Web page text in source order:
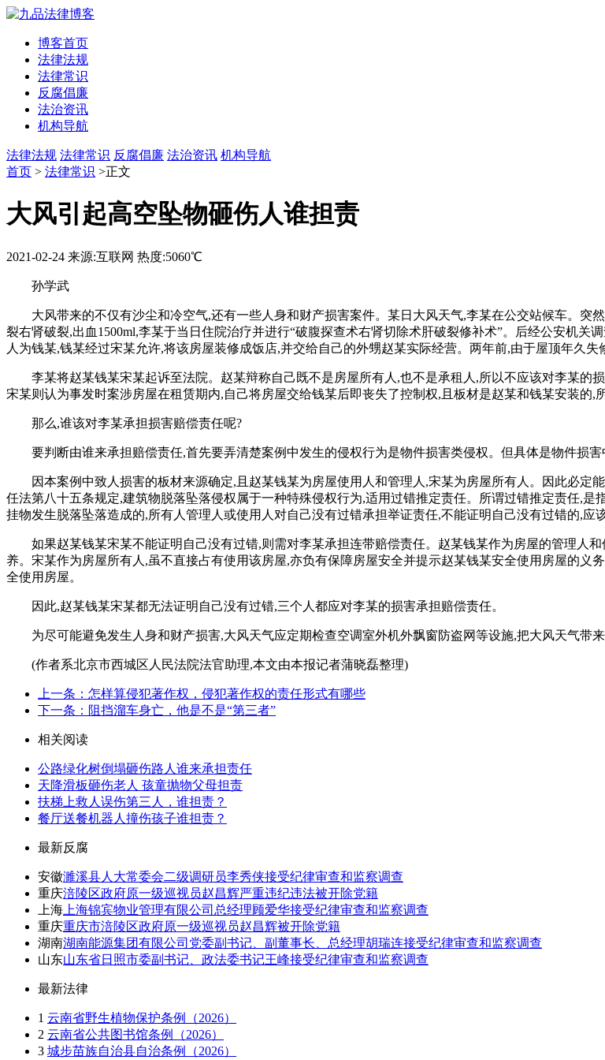
博客首页
法律法规
法律常识
反腐倡廉
法治资讯
机构导航
法律法规 法律常识 反腐倡廉 法治资讯 机构导航
首页 > 法律常识 >正文
大风引起高空坠物砸伤人谁担责
2021-02-24 来源:互联网 热度:5060℃
孙学武
大风带来的不仅有沙尘和冷空气,还有一些人身和财产损害案件。某日大风天气,李某在公交站候车。
裂右肾破裂,出血1500ml,李某于当日住院治疗并进行“破腹探查术右肾切除术肝破裂修补术”。后经公安机
人为钱某,钱某经过宋某允许,将该房屋装修成饭店,并交给自己的外甥赵某实际经营。两年前,由于屋顶年久
李某将赵某钱某宋某起诉至法院。赵某辩称自己既不是房屋所有人,也不是承租人,所以不应该对李某的
宋某则认为事发时案涉房屋在租赁期内,自己将房屋交给钱某后即丧失了控制权,且板材是赵某和钱某安装的,
那么,谁该对李某承担损害赔偿责任呢?
要判断由谁来承担赔偿责任,首先要弄清楚案例中发生的侵权行为是物件损害类侵权。但具体是物件损
因本案例中致人损害的板材来源确定,且赵某钱某为房屋使用人和管理人,宋某为房屋所有人。因此必
任法第八十五条规定,建筑物脱落坠落侵权属于一种特殊侵权行为,适用过错推定责任。所谓过错推定责任,
挂物发生脱落坠落造成的,所有人管理人或使用人对自己没有过错承担举证责任,不能证明自己没有过错的,应
如果赵某钱某宋某不能证明自己没有过错,则需对李某承担连带赔偿责任。赵某钱某作为房屋的管理人
养。宋某作为房屋所有人,虽不直接占有使用该房屋,亦负有保障房屋安全并提示赵某钱某安全使用房屋的
全使用房屋。
因此,赵某钱某宋某都无法证明自己没有过错,三个人都应对李某的损害承担赔偿责任。
为尽可能避免发生人身和财产损害,大风天气应定期检查空调室外机外飘窗防盗网等设施,把大风天气带
(作者系北京市西城区人民法院法官助理,本文由本报记者蒲晓磊整理)
上一条：怎样算侵犯著作权，侵犯著作权的责任形式有哪些
下一条：阻挡溜车身亡，他是不是“第三者”
相关阅读
公路绿化树倒塌砸伤路人谁来承担责任
天降滑板砸伤老人 孩童抛物父母担责
扶梯上救人误伤第三人，谁担责？
餐厅送餐机器人撞伤孩子谁担责？
最新反腐
安徽濉溪县人大常委会二级调研员李秀侠接受纪律审查和监察调查
重庆涪陵区政府原一级巡视员赵昌辉严重违纪违法被开除党籍
上海 上海锦宾物业管理有限公司总经理顾爱华接受纪律审查和监察调查
重庆重庆市涪陵区政府原一级巡视员赵昌辉被开除党籍
湖南湖南能源集团有限公司党委副书记、副董事长、总经理胡瑞连接受纪律审查和监察调查
山东山东省日照市委副书记、政法委书记王峰接受纪律审查和监察调查
最新法律
1 云南省野生植物保护条例（2026）
2 云南省公共图书馆条例（2026）
3 城步苗族自治县自治条例（2026）